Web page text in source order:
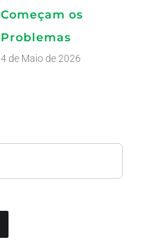
Começam os
Problemas
4 de Maio de 2026